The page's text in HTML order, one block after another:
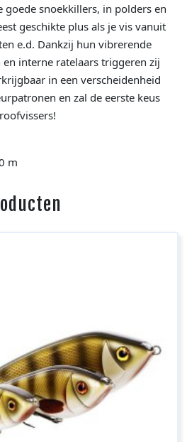
goede snoekkillers, in polders en
geschikte plus als je vis vanuit
e.d. Dankzij hun vibrerende
interne ratelaars triggeren zij
in een verscheidenheid
en zal de eerste keus
m